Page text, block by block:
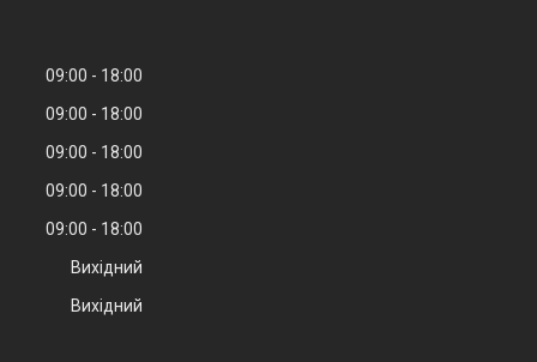
09:00
18:00
09:00
18:00
09:00
18:00
09:00
18:00
09:00
18:00
Вихідний
Вихідний